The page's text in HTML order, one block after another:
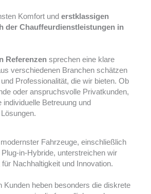
Komfort und erstklassigen
der Chauffeurdienstleistungen in
Referenzen sprechen eine klare
verschiedenen Branchen schätzen
Professionalität, die wir bieten. Ob
oder anspruchsvolle Privatkunden,
individuelle Betreuung und
Fahrzeuge, einschließlich
in-Hybride, unterstreichen wir
Nachhaltigkeit und Innovation.
Kunden heben besonders die diskrete